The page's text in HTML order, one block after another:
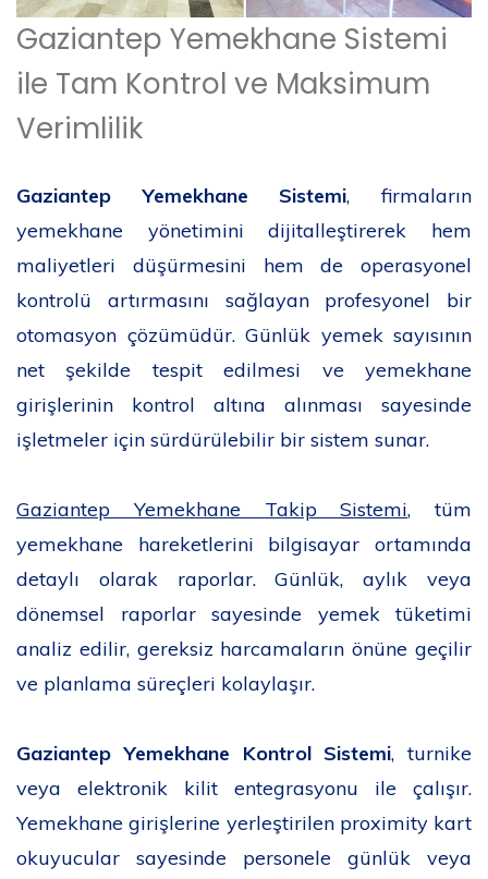
Gaziantep Yemekhane Sistemi
ile Tam Kontrol ve Maksimum
Verimlilik
Gaziantep Yemekhane Sistemi, firmaların
yemekhane yönetimini dijitalleştirerek hem
maliyetleri düşürmesini hem de operasyonel
kontrolü artırmasını sağlayan profesyonel bir
otomasyon çözümüdür. Günlük yemek sayısının
net şekilde tespit edilmesi ve yemekhane
girişlerinin kontrol altına alınması sayesinde
işletmeler için sürdürülebilir bir sistem sunar.
Gaziantep Yemekhane Takip Sistemi, tüm
yemekhane hareketlerini bilgisayar ortamında
detaylı olarak raporlar. Günlük, aylık veya
dönemsel raporlar sayesinde yemek tüketimi
analiz edilir, gereksiz harcamaların önüne geçilir
ve planlama süreçleri kolaylaşır.
Gaziantep Yemekhane Kontrol Sistemi, turnike
veya elektronik kilit entegrasyonu ile çalışır.
Yemekhane girişlerine yerleştirilen proximity kart
okuyucular sayesinde personele günlük veya